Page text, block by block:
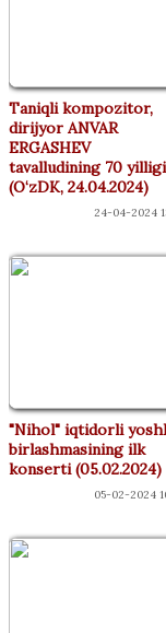
Taniqli kompozitor,
dirijyor ANVAR
ERGASHEV
tavalludining 70 yilligi
(O‘zDK, 24.04.2024)
24-04-2024
"Nihol" iqtidorli
birlashmasining ilk
konserti (05.02.2024)
05-02-2024